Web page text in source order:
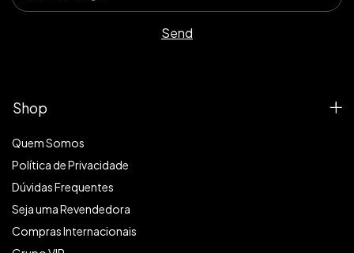
Shop
Quem Somos
Política de Privacidade
Dúvidas Frequentes
Seja uma Revendedora
Compras Internacionais